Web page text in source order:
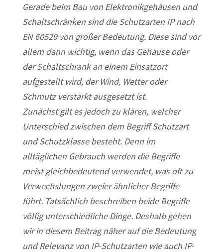
Gerade beim Bau von Elektronikgehäusen und
Schaltschränken sind die Schutzarten IP nach
EN 60529 von großer Bedeutung. Diese sind vor
allem dann wichtig, wenn das Gehäuse oder
der Schaltschrank an einem Einsatzort
aufgestellt wird, der Wind, Wetter oder
Schmutz verstärkt ausgesetzt ist.
Zunächst gilt es jedoch zu klären, welcher
Unterschied zwischen dem Begriff Schutzart
und Schutzklasse besteht. Denn im
alltäglichen Gebrauch werden die Begriffe
meist gleichbedeutend verwendet, was oft zu
Verwechslungen zweier ähnlicher Begriffe
führt. Tatsächlich beschreiben beide Begriffe
völlig unterschiedliche Dinge. Deshalb gehen
wir in diesem Beitrag näher auf die Bedeutung
und Relevanz von IP-Schutzarten wie auch IP-